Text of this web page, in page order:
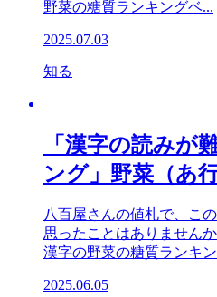
野菜の糖質ランキングベ...
2025.07.03
知る
「漢字の読みが
ング」野菜（あ
八百屋さんの値札で、こ
思ったことはありません
漢字の野菜の糖質ランキ
2025.06.05